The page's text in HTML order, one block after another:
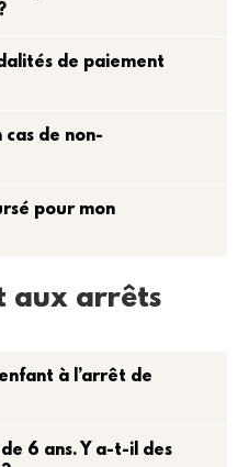
de paiement
de non-
pour mon
aux arrêts
à l’arrêt de
6 ans. Y a-t-il des